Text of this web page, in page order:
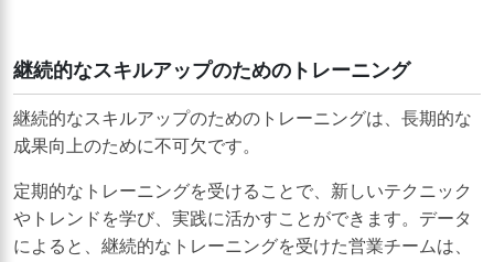
継続的なスキルアップのためのトレーニング
継続的なスキルアップのためのトレーニングは、長期的な
成果向上のために不可欠です。
定期的なトレーニングを受けることで、新しいテクニック
やトレンドを学び、実践に活かすことができます。データ
によると、継続的なトレーニングを受けた営業チームは、